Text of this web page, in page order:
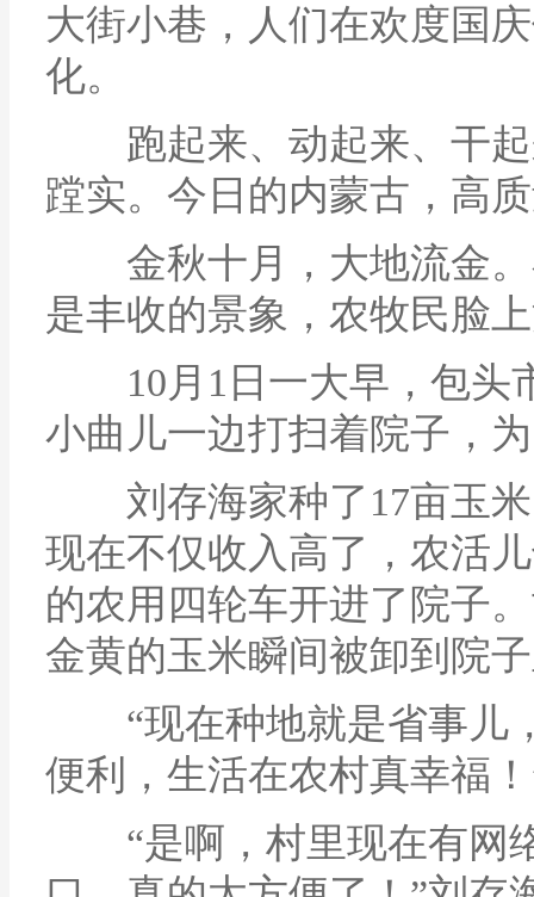
大街小巷，人们在欢度国
化。
跑起来、动起来、干起
蹚实。今日的内蒙古，高
金秋十月，大地流金。
是丰收的景象，农牧民脸
10月1日一大早，包头
小曲儿一边打扫着院子，
刘存海家种了17亩玉米
现在不仅收入高了，农活
的农用四轮车开进了院子
金黄的玉米瞬间被卸到院
“现在种地就是省事儿，
便利，生活在农村真幸福
“是啊，村里现在有网络